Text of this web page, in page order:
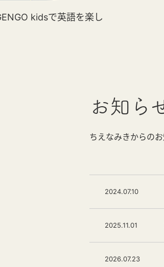
kidsで英語を楽し
お知ら
ちえなみきからのお
2024.07.10
2025.11.01
2026.07.23